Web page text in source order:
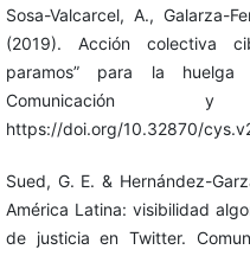
Sosa-Valcarcel, A., Galarza-
(2019). Acción colectiva
paramos” para la
Comunicación
https://doi.org/10.32870/
Sued, G. E. & Hernández-
América Latina: visibilidad
de justicia en Twitter.